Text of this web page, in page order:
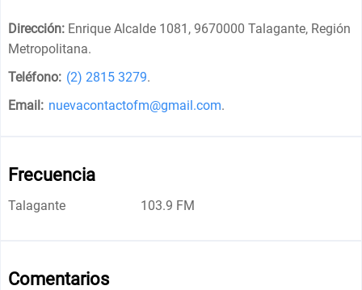
Dirección: Enrique Alcalde 1081, 9670000 Talagante, Región
Metropolitana.
Teléfono: (2) 2815 3279.
Email: nuevacontactofm@gmail.com.
Frecuencia
Talagante 103.9 FM
Comentarios